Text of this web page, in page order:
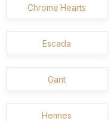
Chrome Hearts
Escada
Gant
Hermes